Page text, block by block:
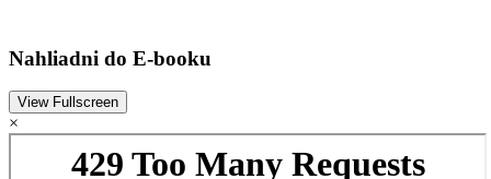
Nahliadni do E-booku
View Fullscreen
×